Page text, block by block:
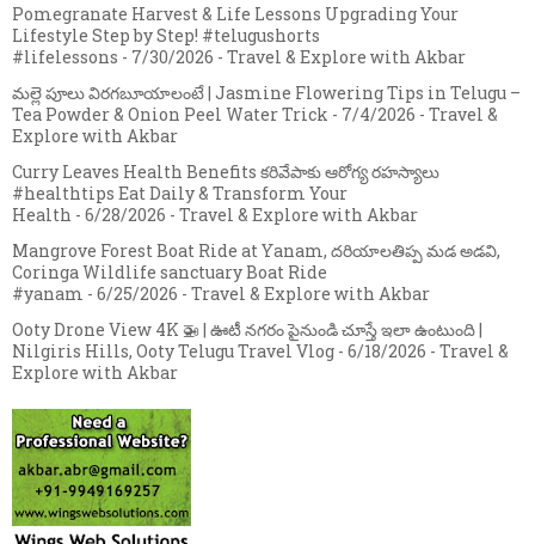
Pomegranate Harvest & Life Lessons Upgrading Your
Lifestyle Step by Step! #telugushorts
#lifelessons - 7/30/2026 - Travel & Explore with Akbar
మల్లె పూలు విరగబూయాలంటే | Jasmine Flowering Tips in Telugu –
Tea Powder & Onion Peel Water Trick - 7/4/2026 - Travel &
Explore with Akbar
Curry Leaves Health Benefits కరివేపాకు ఆరోగ్య రహస్యాలు
#healthtips Eat Daily & Transform Your
Health - 6/28/2026 - Travel & Explore with Akbar
Mangrove Forest Boat Ride at Yanam, దరియాలతిప్ప మడ అడవి,
Coringa Wildlife sanctuary Boat Ride
#yanam - 6/25/2026 - Travel & Explore with Akbar
Ooty Drone View 4K 🚁 | ఊటీ నగరం పైనుండి చూస్తే ఇలా ఉంటుంది |
Nilgiris Hills, Ooty Telugu Travel Vlog - 6/18/2026 - Travel &
Explore with Akbar